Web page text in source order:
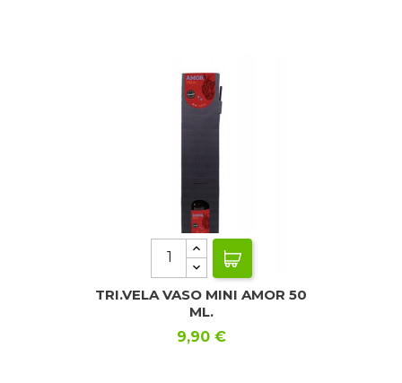
TRI.VELA VASO MINI AMOR 50
ML.
Precio
9,90 €